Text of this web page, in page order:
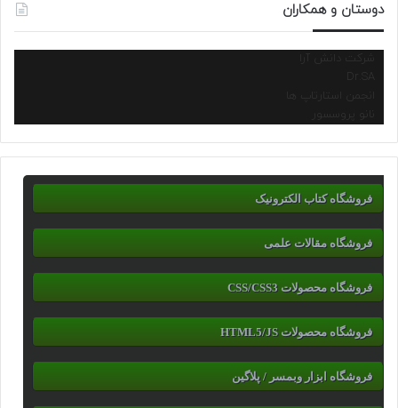
دوستان و همکاران
شرکت دانش آرا
انجمن استارتاپ ها
نانو پروسسور
فروشگاه کتاب الکترونیک
فروشگاه مقالات علمی
فروشگاه محصولات CSS/CSS3
فروشگاه محصولات HTML5/JS
فروشگاه ابزار وبمسر / پلاگین